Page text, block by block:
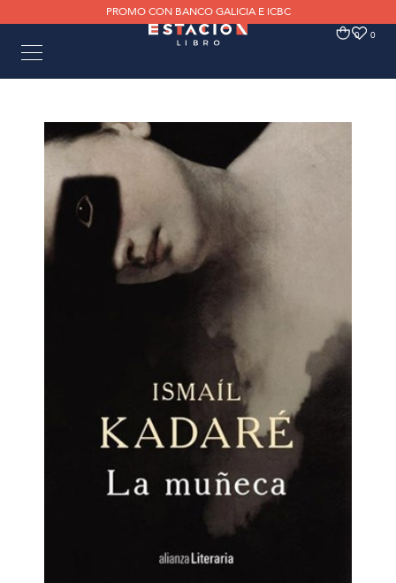
PROMO CON BANCO GALICIA E ICBC
0 0